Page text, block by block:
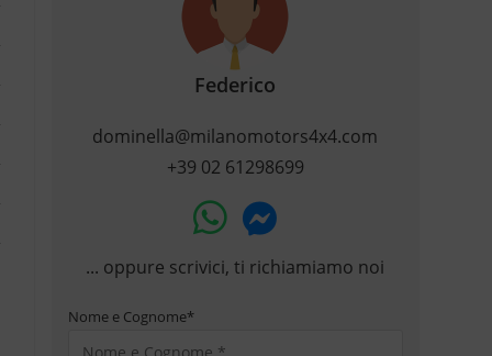
Federico
dominella@milanomotors4x4.com
+39 02 61298699
... oppure scrivici, ti richiamiamo noi
Nome e Cognome*